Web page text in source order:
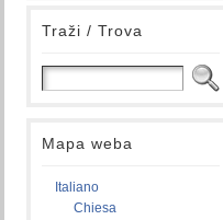
Traži / Trova
Mapa weba
Italiano
Chiesa